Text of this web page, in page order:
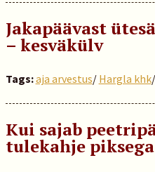
Jakapäävast
– kesväkülv
Tags:aja arvestus/ Hargla khk/
Kui sajab
tulekahje piksega